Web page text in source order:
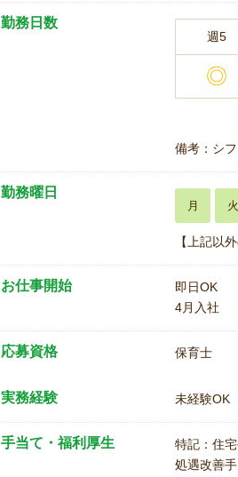
勤務日数
週5
◎
備考：シフ
勤務曜日
月 火
【上記以
お仕事開始
即日OK
4月入社
応募資格 保育士
実務経験 未経験OK
手当て・福利厚生
特記：住
処遇改善